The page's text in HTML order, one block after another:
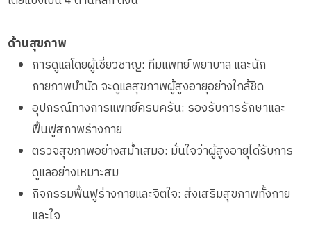
ด้านสุขภาพ
การดูแลโดยผู้เชี่ยวชาญ: ทีมแพทย์ พยาบาล และนัก
กายภาพบำบัด จะดูแลสุขภาพผู้สูงอายุอย่างใกล้ชิด
อุปกรณ์ทางการแพทย์ครบครัน: รองรับการรักษาและ
ฟื้นฟูสภาพร่างกาย
ตรวจสุขภาพอย่างสม่ำเสมอ: มั่นใจว่าผู้สูงอายุได้รับการ
ดูแลอย่างเหมาะสม
กิจกรรมฟื้นฟูร่างกายและจิตใจ: ส่งเสริมสุขภาพทั้งกาย
และใจ